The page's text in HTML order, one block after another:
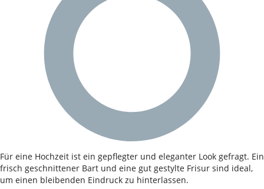
Für eine Hochzeit ist ein gepflegter und eleganter Look gefragt. Ein
frisch geschnittener Bart und eine gut gestylte Frisur sind ideal,
um einen bleibenden Eindruck zu hinterlassen.